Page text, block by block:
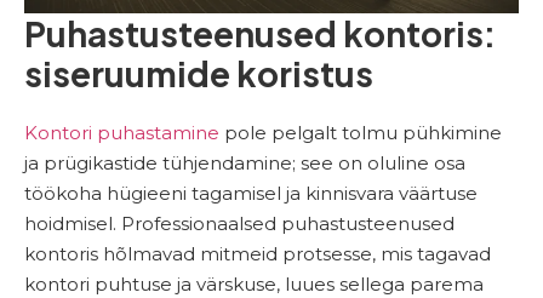
Puhastusteenused kontoris:
siseruumide koristus
Kontori puhastamine pole pelgalt tolmu pühkimine
ja prügikastide tühjendamine; see on oluline osa
töökoha hügieeni tagamisel ja kinnisvara väärtuse
hoidmisel. Professionaalsed puhastusteenused
kontoris hõlmavad mitmeid protsesse, mis tagavad
kontori puhtuse ja värskuse, luues sellega parema